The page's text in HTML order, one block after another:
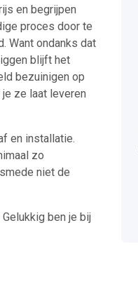
en begrijpen
proces door te
Want ondanks dat
blijft het
bezuinigen op
ze laat leveren
en installatie.
zo
niet de
Gelukkig ben je bij